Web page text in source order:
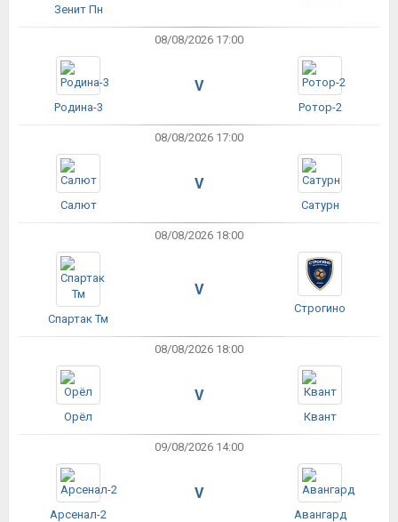
Зенит Пн
08/08/2026 17:00
Родина-3
V
Ротор-2
08/08/2026 17:00
Салют
V
Сатурн
08/08/2026 18:00
Спартак Тм
V
Строгино
08/08/2026 18:00
Орёл
V
Квант
09/08/2026 14:00
Арсенал-2
V
Авангард